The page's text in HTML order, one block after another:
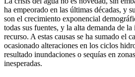
ha empeorado en las últimas décadas, y
son el crecimiento exponencial
todas sus fuentes, y la alta demanda de la
recurso. A estas causas se ha sumado el
ocasionado alteraciones en los ciclos
resultado inundaciones o sequías en
inesperadas.